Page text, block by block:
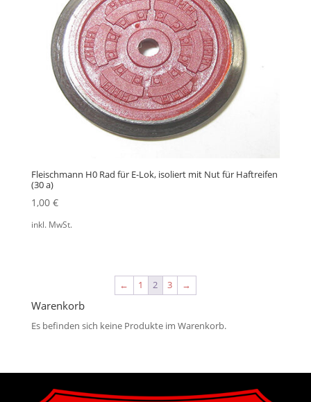
Fleischmann H0 Rad für E-Lok, isoliert mit Nut für Haftreifen
(30 a)
1,00 €
inkl. MwSt.
← 1 2 3 →
Warenkorb
Es befinden sich keine Produkte im Warenkorb.